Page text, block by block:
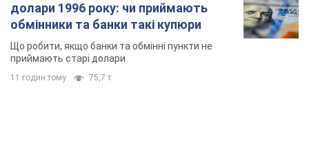
долари 1996 року: чи приймають
обмінники та банки такі купюри
Що робити, якщо банки та обмінні пункти не
приймають старі долари
11 годин тому 75,7 т.